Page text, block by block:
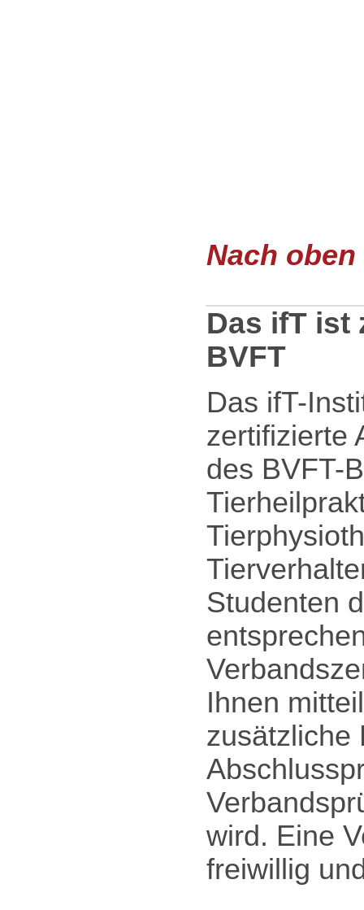
Nach oben
Das ifT ist
BVFT
Das ifT-
zertifizierte
des BVFT-
Studenten
Ihnen
zusätzliche
wird. Eine
freiwillig